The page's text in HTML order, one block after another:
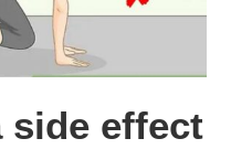
side effect